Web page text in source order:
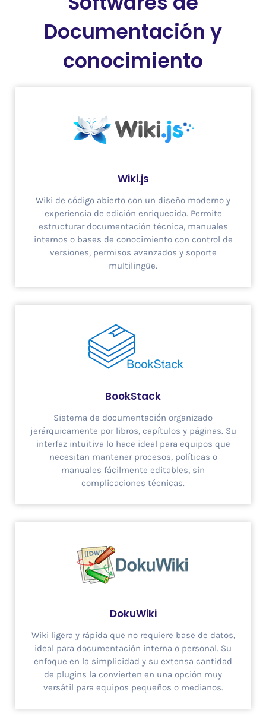
Documentación y
conocimiento
Wiki.js
Wiki de código abierto con un diseño moderno y
experiencia de edición enriquecida. Permite
estructurar documentación técnica, manuales
internos o bases de conocimiento con control de
versiones, permisos avanzados y soporte
multilingüe.
BookStack
Sistema de documentación organizado
jerárquicamente por libros, capítulos y páginas. Su
interfaz intuitiva lo hace ideal para equipos que
necesitan mantener procesos, políticas o
manuales fácilmente editables, sin
complicaciones técnicas.
DokuWiki
Wiki ligera y rápida que no requiere base de datos,
ideal para documentación interna o personal. Su
enfoque en la simplicidad y su extensa cantidad
de plugins la convierten en una opción muy
versátil para equipos pequeños o medianos.